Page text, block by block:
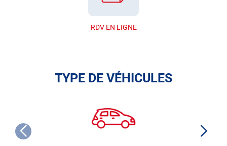
RDV EN LIGNE
TYPE DE VÉHICULES